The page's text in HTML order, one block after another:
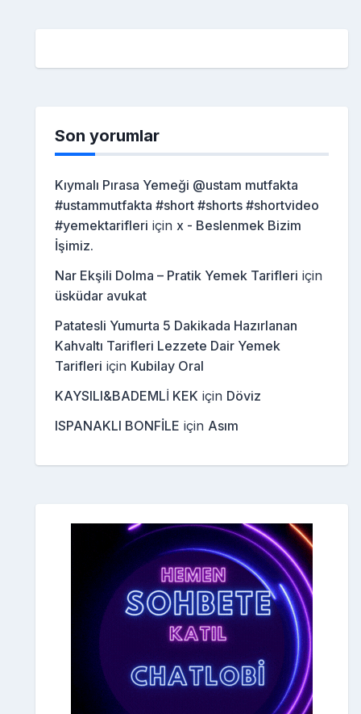
Son yorumlar
Kıymalı Pırasa Yemeği @ustam mutfakta
#ustammutfakta #short #shorts #shortvideo
#yemektarifleri için x - Beslenmek Bizim
İşimiz.
Nar Ekşili Dolma – Pratik Yemek Tarifleri için
üsküdar avukat
Patatesli Yumurta 5 Dakikada Hazırlanan
Kahvaltı Tarifleri Lezzete Dair Yemek
Tarifleri için Kubilay Oral
KAYSILI&BADEMLİ KEK için Döviz
ISPANAKLI BONFİLE için Asım